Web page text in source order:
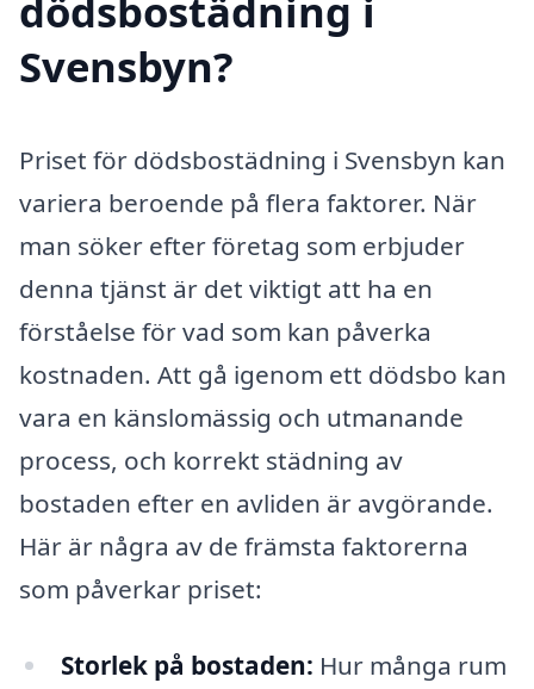
dödsbostädning i
Svensbyn?
Priset för dödsbostädning i Svensbyn kan
variera beroende på flera faktorer. När
man söker efter företag som erbjuder
denna tjänst är det viktigt att ha en
förståelse för vad som kan påverka
kostnaden. Att gå igenom ett dödsbo kan
vara en känslomässig och utmanande
process, och korrekt städning av
bostaden efter en avliden är avgörande.
Här är några av de främsta faktorerna
som påverkar priset:
Storlek på bostaden: Hur många rum